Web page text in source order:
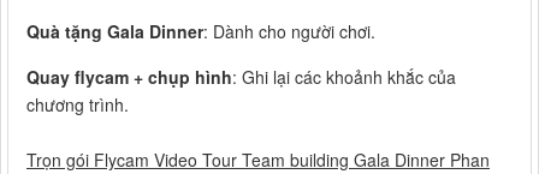
Quà tặng Gala Dinner: Dành cho người chơi.
Quay flycam + chụp hình: Ghi lại các khoảnh khắc của
chương trình.
Trọn gói Flycam Video Tour Team building Gala Dinner Phan